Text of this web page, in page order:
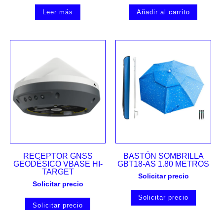
Leer más Añadir al carrito
RECEPTOR GNSS
GEODÉSICO VBASE HI-
TARGET
Solicitar precio
Solicitar precio
BASTÓN SOMBRILLA
GBT18-AS 1.80 METROS
Solicitar precio
Solicitar precio